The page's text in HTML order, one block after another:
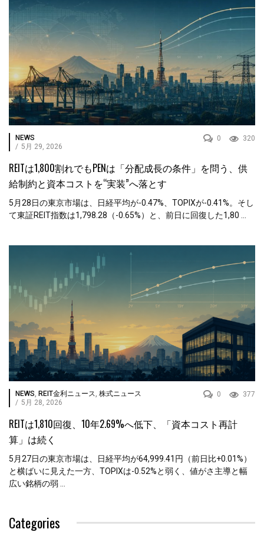
320
0
NEWS
/ 5月 29, 2026
REITは1,800割れでもPENは「分配成長の条件」を問う、供
給制約と資本コストを“実装”へ落とす
5月28日の東京市場は、日経平均が-0.47%、TOPIXが-0.41%。そし
て東証REIT指数は1,798.28（-0.65%）と、前日に回復した1,80 ...
377
0
NEWS, REIT金利ニュース, 株式ニュース
/ 5月 28, 2026
REITは1,810回復、10年2.69%へ低下、「資本コスト再計
算」は続く
5月27日の東京市場は、日経平均が64,999.41円（前日比+0.01%）
と横ばいに見えた一方、TOPIXは-0.52%と弱く、値がさ主導と幅
広い銘柄の弱 ...
Categories